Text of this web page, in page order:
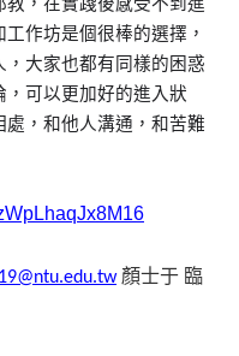
作坊是個很棒的選擇，
，大家也都有同樣的困惑
可以更加好的進入狀
，和他人溝通，和苦難
顏士于 臨